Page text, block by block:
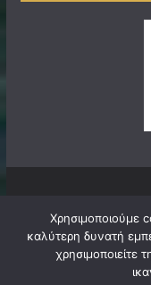
Πνευματικά
πνευματικά
Θέμα:ColorMag
Χρησιμοποιούμε
καλύτερη δυνατή
χρησιμοποιείτε